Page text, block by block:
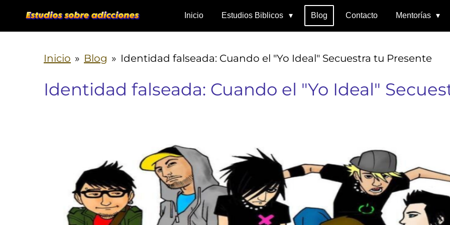
al
Inicio Estudios Biblicos Blog Contacto Mentorías
Inicio » Blog » Identidad falseada: Cuando el "Yo Ideal" Secuestra tu Presente
Identidad falseada: Cuando el "Yo Ideal"